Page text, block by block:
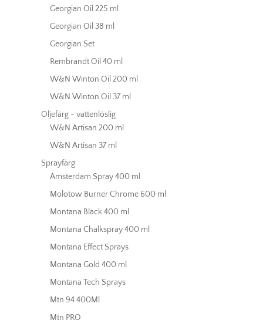
Georgian Oil 225 ml
Georgian Oil 38 ml
Georgian Set
Rembrandt Oil 40 ml
W&N Winton Oil 200 ml
W&N Winton Oil 37 ml
Oljefärg - vattenlöslig
W&N Artisan 200 ml
W&N Artisan 37 ml
Sprayfärg
Amsterdam Spray 400 ml
Molotow Burner Chrome 600 ml
Montana Black 400 ml
Montana Chalkspray 400 ml
Montana Effect Sprays
Montana Gold 400 ml
Montana Tech Sprays
Mtn 94 400Ml
Mtn PRO